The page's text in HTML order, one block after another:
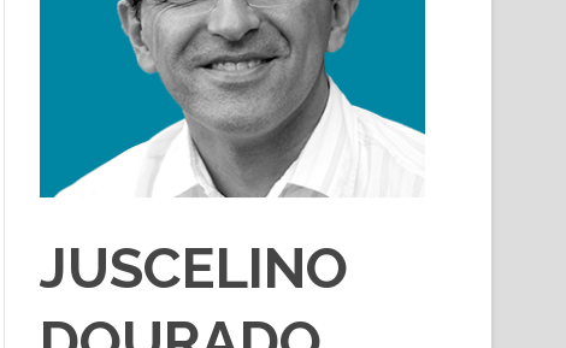
JUSCELINO